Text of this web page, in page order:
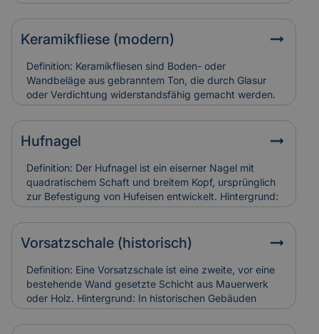
verhindert.Hintergrund: Sie wird vor allem in Dach-
und Wandkonstruktionen eingesetzt, um
Feuchtigkeitsansammlungen in der Dämmung zu
vermeiden. So bleibt die Bausubstanz trocken und
schimmelresistent.Relevanz für Versicherung: Falsch
verlegte Dampfbremsen können Feuchtigkeitsschäden
verursachen. Versicherungen berücksichtigen sie bei
der Schadensanalyse und Bewertung der
Bauausführung.
Keramikfliese (modern)
Definition: Keramikfliesen sind Boden- oder
Wandbeläge aus gebranntem Ton, die durch Glasur
oder Verdichtung widerstandsfähig gemacht werden.
Hintergrund: Moderne Varianten sind besonders
langlebig, pflegeleicht und in vielen Designs erhältlich.
Sie werden häufig zur Sanierung älterer Gebäude
eingesetzt, um historische Räume zeitgemäß nutzbar
zu machen. Relevanz für Versicherung: Keramikfliesen
gelten als robust, können aber bei
Leitungswasserschäden hohe Reparaturkosten
verursachen, wenn sie vollständig ersetzt werden
müssen.
Hufnagel
Definition: Der Hufnagel ist ein eiserner Nagel mit
quadratischem Schaft und breitem Kopf, ursprünglich
zur Befestigung von Hufeisen entwickelt. Hintergrund:
In historischen Gebäuden fand er auch als
Befestigungselement in Holzbau oder Dachdeckung
Verwendung. Alte Hufnägel sind oft handgeschmiedet
und zeugen von traditioneller Bauweise. Relevanz für
Versicherung: Korrodierte Hufnägel können
Holzschäden verursachen. Bei Restaurierungen
werden sie häufig ersetzt, was in die
Versicherungskalkulation denkmalgerechter
Sanierungen einfließt.
Vorsatzschale (historisch)
Definition: Eine Vorsatzschale ist eine zweite, vor eine
bestehende Wand gesetzte Schicht aus Mauerwerk
oder Holz. Hintergrund: In historischen Gebäuden
diente sie oft dem Witterungsschutz oder der
optischen Aufwertung einer Fassade. Heute wird sie